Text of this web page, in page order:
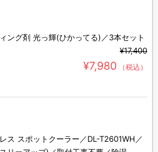
ング剤 光っ輝(ひかってる)／3本セット
¥17,400
¥7,980 （税込）
ス スポットクーラー／DL-T2601WH／